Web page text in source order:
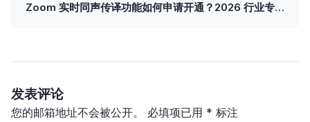
Zoom 实时同声传译功能如何申请开通？2026 行业专家
发表评论
您的邮箱地址不会被公开。 必填项已用 * 标注